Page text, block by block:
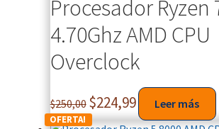
Procesador Ryzen
4.70Ghz AMD CPU
Overclock
$250,00 $224,99 Leer más
OFERTA!